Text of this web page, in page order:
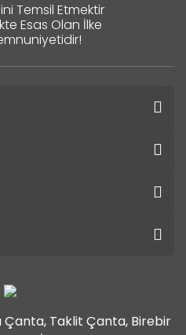
Temsil Etmektir
Esas Olan İlke
Çanta, Taklit Çanta, Birebir